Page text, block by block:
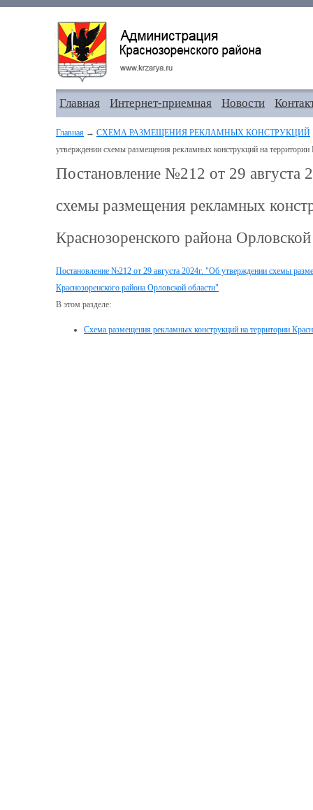
Главная Интернет-приемная Новости
Главная → СХЕМА РАЗМЕЩЕНИЯ РЕКЛАМНЫХ КОНСТРУКЦИЙ
утверждении схемы размещения рекламных конструкций на территории
Постановление №212 от 29 августа
схемы размещения рекламных
Краснозоренского района
Постановление №212 от 29 августа 2024г. "Об утверждении схемы
Краснозоренского района Орловской области"
В этом разделе:
Схема размещения рекламных конструкций на территории